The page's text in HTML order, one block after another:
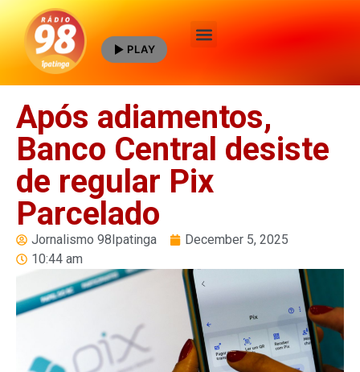
PLAY
Após adiamentos,
Banco Central desiste
de regular Pix
Parcelado
Jornalismo 98Ipatinga
December 5, 2025
10:44 am